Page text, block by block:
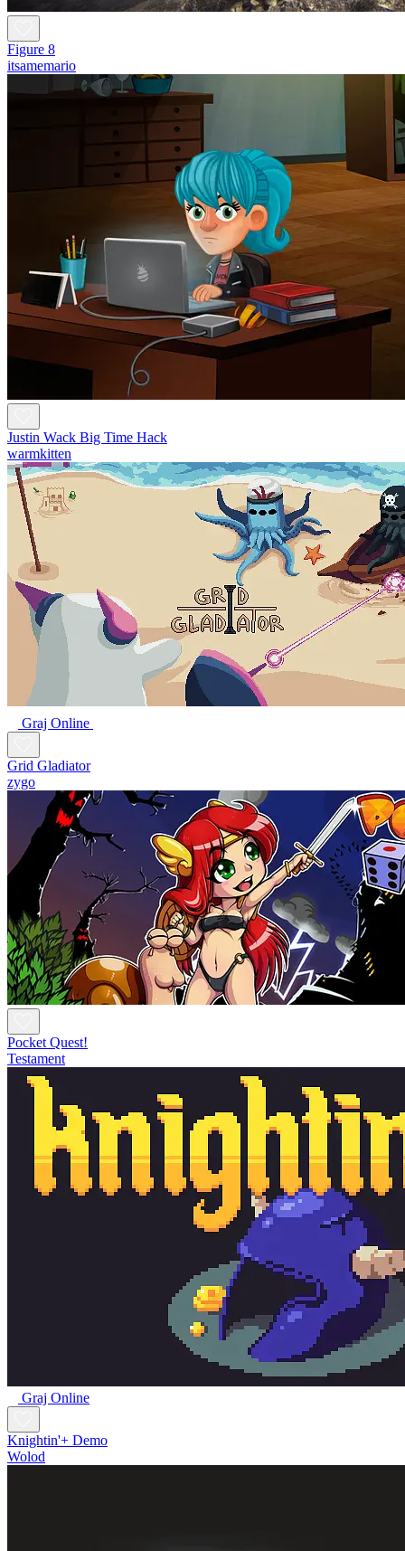
Figure 8
itsamemario
Justin Wack Big Time Hack
warmkitten
Graj Online
Grid Gladiator
zygo
Pocket Quest!
Testament
Graj Online
Knightin'+ Demo
Wolod